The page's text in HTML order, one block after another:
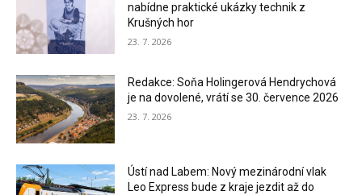
nabídne praktické ukázky technik z
Krušných hor
23. 7. 2026
Redakce: Soňa Holingerová Hendrychová
je na dovolené, vrátí se 30. července 2026
23. 7. 2026
Ústí nad Labem: Nový mezinárodní vlak
Leo Express bude z kraje jezdit až do